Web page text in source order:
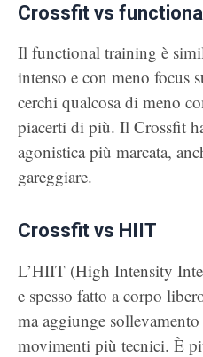
Crossfit vs
Il functional training è
intenso e con meno focus
cerchi qualcosa di meno
piacerti di più. Il Crossfit
agonistica più marcata,
gareggiare.
Crossfit vs HIIT
L’HIIT (High Intensity
e spesso fatto a corpo
ma aggiunge
movimenti più tecnici. È